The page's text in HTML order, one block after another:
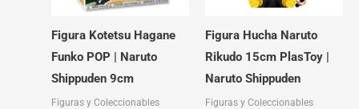
Figura Kotetsu Hagane
Funko POP | Naruto
Shippuden 9cm
Figuras y Coleccionables
Figura Hucha Naruto
Rikudo 15cm PlasToy |
Naruto Shippuden
Figuras y Coleccionables